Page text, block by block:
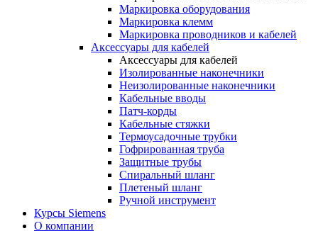
Маркировка оборудования
Маркировка клемм
Маркировка проводников и кабелей
Аксессуары для кабелей
Аксессуары для кабелей
Изолированные наконечники
Неизолированные наконечники
Кабельные вводы
Патч-корды
Кабельные стяжки
Термоусадочные трубки
Гофрированная труба
Защитные трубы
Спиральный шланг
Плетеный шланг
Ручной инструмент
Курсы Siemens
О компании